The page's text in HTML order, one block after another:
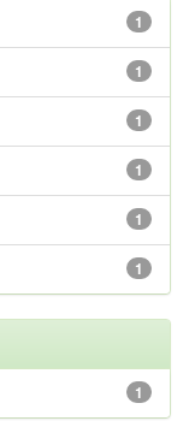
1
1
1
1
1
1
1